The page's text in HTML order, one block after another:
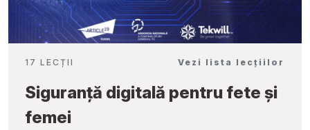
17 LECȚII Vezi lista lecțiilor
Siguranță digitală pentru fete și
femei